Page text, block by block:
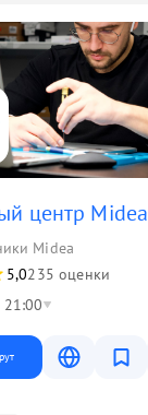
центр Midea
Midea
5,0235 оценки